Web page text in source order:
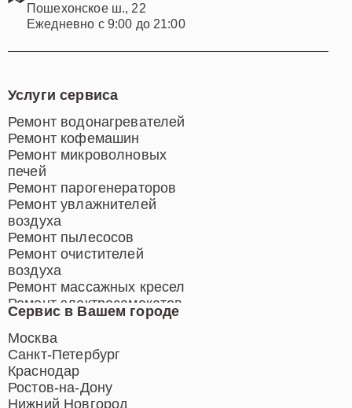
Пошехонское ш., 22
Ежедневно с 9:00 до 21:00
Сервис в Вашем городе
Москва
Санкт-Петербург
Краснодар
Ростов-на-Дону
Нижний Новгород
Услуги сервиса
Ремонт водонагревателей
Ремонт кофемашин
Ремонт микроволновых
печей
Ремонт парогенераторов
Ремонт увлажнителей
воздуха
Ремонт пылесосов
Ремонт очистителей
воздуха
Ремонт массажных кресел
Ремонт электросамокатов
Ремонт индукционных плит
Ремонт роботов-пылесосов
Ремонт гладильных систем
Ремонт отпаривателей
Ремонт вертикальных
пылесосов